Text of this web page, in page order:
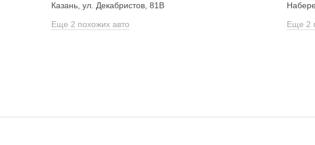
Казань, ул. Декабристов, 81В
Еще 2 похожих авто
Еще 2